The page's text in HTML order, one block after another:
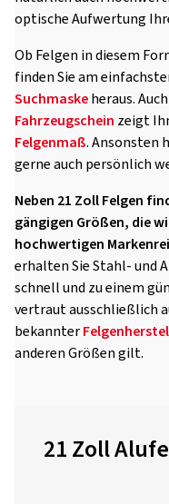
optische Aufwertung
Ob Felgen in diesem
finden Sie am
Suchmaskeheraus.
Fahrzeugschein zeigt
Felgenmaß. Ansonsten
gerne auch persönlich
Neben 21 Zoll Felgen
gängigen Größen, die
hochwertigen
erhalten Sie Stahl- und
schnell und zu einem
vertraut ausschließlich
bekannter
anderen Größen gilt.
21 Zoll